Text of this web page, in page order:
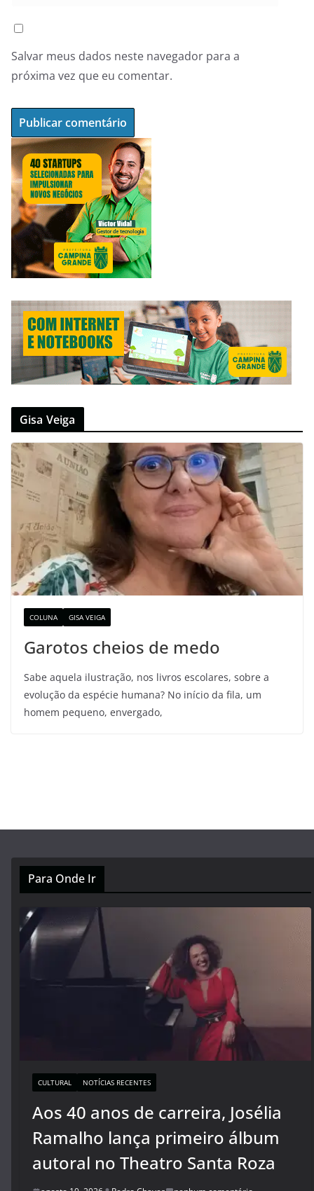
Salvar meus dados neste navegador para a
próxima vez que eu comentar.
Gisa Veiga
COLUNA GISA VEIGA
Garotos cheios de medo
Sabe aquela ilustração, nos livros escolares, sobre a
evolução da espécie humana? No início da fila, um
homem pequeno, envergado,
Para Onde Ir
CULTURAL NOTÍCIAS RECENTES
Aos 40 anos de carreira, Josélia
Ramalho lança primeiro álbum
autoral no Theatro Santa Roza